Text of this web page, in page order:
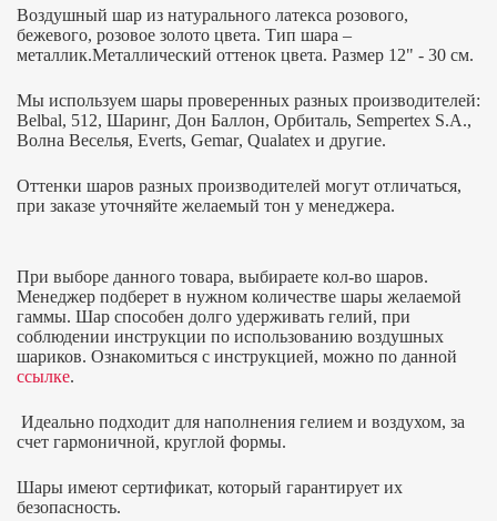
Воздушный шар из натурального латекса розового,
бежевого, розовое золото цвета. Тип шара –
металлик.Металлический оттенок цвета. Размер 12" - 30 см.
Мы используем шары проверенных разных производителей:
Belbal, 512, Шаринг, Дон Баллон, Орбиталь, Sempertex S.A.,
Волна Веселья, Everts, Gemar, Qualatex и другие.
Оттенки шаров разных производителей могут отличаться,
при заказе уточняйте желаемый тон у менеджера.
При выборе данного товара, выбираете кол-во шаров.
Менеджер подберет в нужном количестве шары желаемой
гаммы. Шар способен долго удерживать гелий, при
соблюдении инструкции по использованию воздушных
шариков. Ознакомиться с инструкцией, можно по данной
ссылке.
Идеально подходит для наполнения гелием и воздухом, за
счет гармоничной, круглой формы.
Шары имеют сертификат, который гарантирует их
безопасность.